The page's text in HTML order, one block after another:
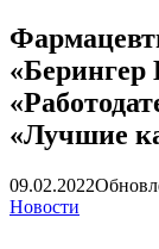
«Берингер
«Лучшие
09.02.2022
Новости